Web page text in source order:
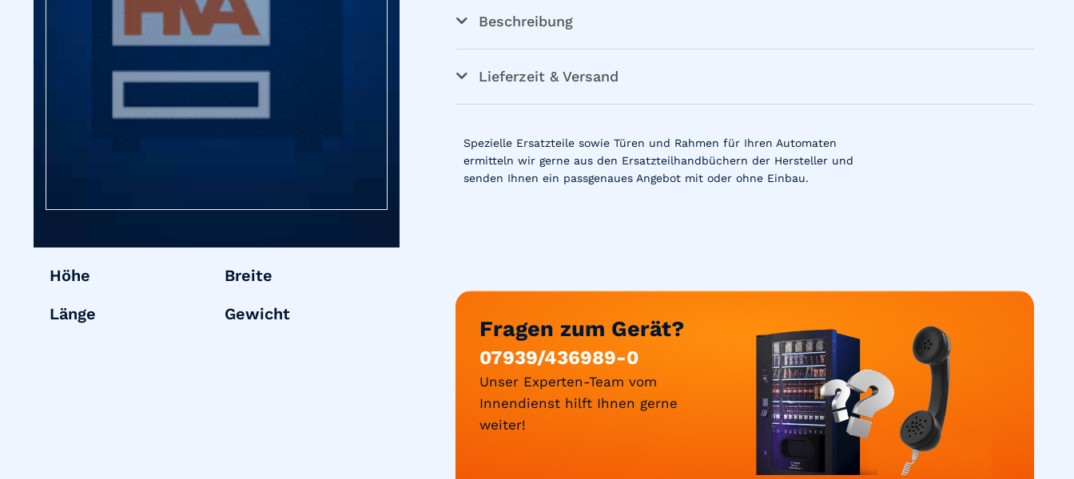
Höhe
Breite
Länge
Gewicht
Beschreibung
Lieferzeit & Versand
Spezielle Ersatzteile sowie Türen und Rahmen für Ihren Automaten
ermitteln wir gerne aus den Ersatzteilhandbüchern der Hersteller und
senden Ihnen ein passgenaues Angebot mit oder ohne Einbau.
Fragen zum Gerät?
07939/436989-0
Unser Experten-Team vom
Innendienst hilft Ihnen gerne
weiter!